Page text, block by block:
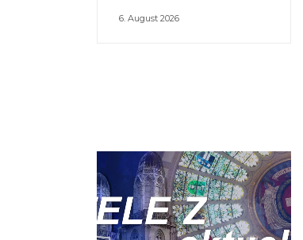
6. August 2026